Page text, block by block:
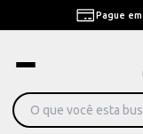
Pague